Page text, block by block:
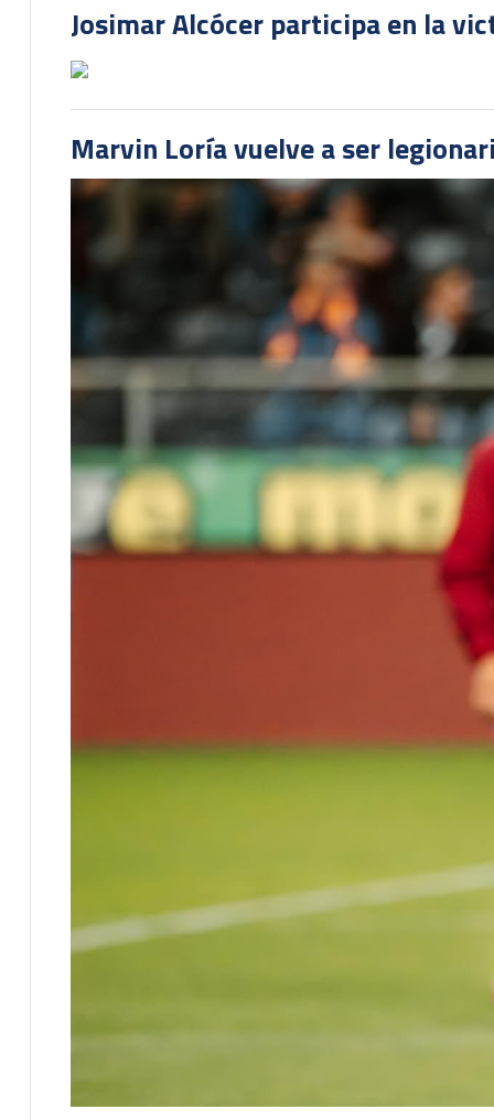
Josimar Alcócer participa en la
Marvin Loría vuelve a ser